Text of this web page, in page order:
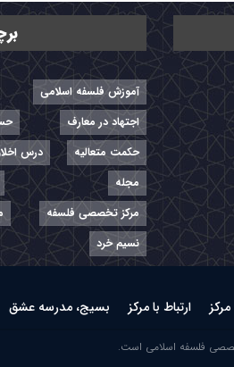
آموزش فلسفه اسلامی
اجتهاد در معارف
حکمت متعالیه
درس
مجله
مرکز تخصصی فلسفه
نسیم خرد
مرکز ارتباط با مرکز بسیج، مدرسه عشق
فلسفه اسلامی است.